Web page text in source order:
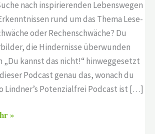
nach inspirierenden Lebenswegen
rund um das Thema Lese-
oder Rechenschwäche? Du
die Hindernisse überwunden
„Du kannst das nicht!“ hinweggesetzt
Podcast genau das, wonach du
Lindner’s Potenzialfrei Podcast ist […]
»